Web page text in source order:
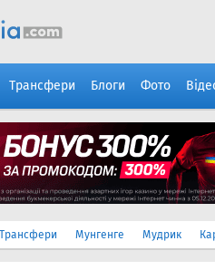
Трансфери Блоги Фото
Трансфери Мунгенге Мудрик